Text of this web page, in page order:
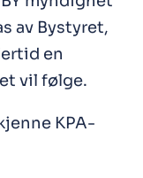
av Bystyret,
en
vil følge.
KPA-